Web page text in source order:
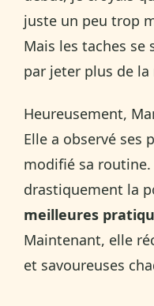
juste un peu trop
Mais les taches se
par jeter plus de
Heureusement,
Elle a observé ses
modifié sa
drastiquement la
meilleures
Maintenant, elle
et savoureuses